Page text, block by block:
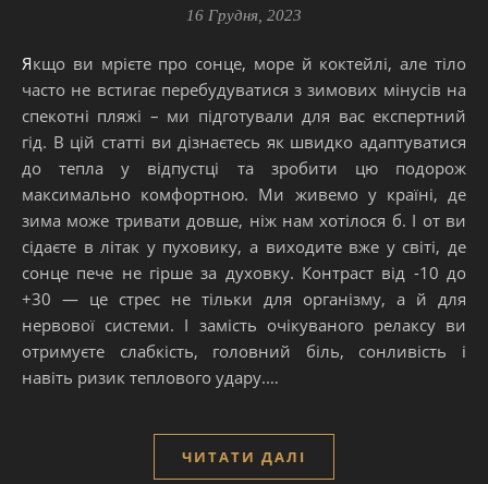
16 Грудня, 2023
Якщо ви мрієте про сонце, море й коктейлі, але тіло
часто не встигає перебудуватися з зимових мінусів на
спекотні пляжі – ми підготували для вас експертний
гід. В цій статті ви дізнаєтесь як швидко адаптуватися
до тепла у відпустці та зробити цю подорож
максимально комфортною. Ми живемо у країні, де
зима може тривати довше, ніж нам хотілося б. І от ви
сідаєте в літак у пуховику, а виходите вже у світі, де
сонце пече не гірше за духовку. Контраст від -10 до
+30 — це стрес не тільки для організму, а й для
нервової системи. І замість очікуваного релаксу ви
отримуєте слабкість, головний біль, сонливість і
навіть ризик теплового удару.…
ЧИТАТИ ДАЛІ